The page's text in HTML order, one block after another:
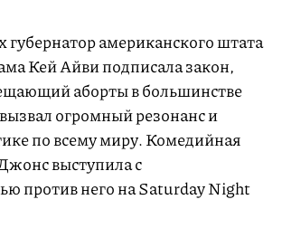
губернатор американского штата
Кей Айви подписала закон,
аборты в большинстве
огромный резонанс и
по всему миру. Комедийная
выступила с
против него на Saturday Night